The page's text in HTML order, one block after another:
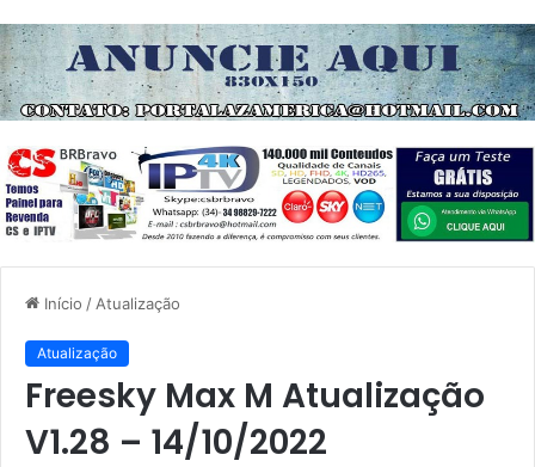
Início / Atualização
Atualização
Freesky Max M Atualização
V1.28 – 14/10/2022